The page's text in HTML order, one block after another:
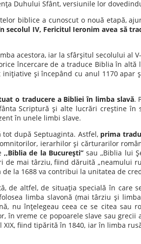
Duhului Sfânt, versiunile lor
biblice a cunoscut o nouă etapă,
secolul IV, Fericitul Ieronim avea să
acestora, iar la sfârşitul secolului al
încercare de a traduce Biblia în
şi începând cu anul 1170
o traducere a Bibliei în limba slavă.
Scriptură şi alte lucrări creştine în
în unele limbi slave.
după Septuaginta. Astfel, prima
ierarhilor şi cărturarilor
,,Biblia de la Bucureşti’’sau ,,Biblia lui
mai târziu, fiind dăruită „neamului
la 1688 va contribui la unitatea de
de altfel, de situaţia specială în care
limba slavonă (mai târziu şi
nu înţelegeau ceea ce se citea sau
vreme ce popoarele slave sau grecii
fiind tipărită în 1840, iar în limba